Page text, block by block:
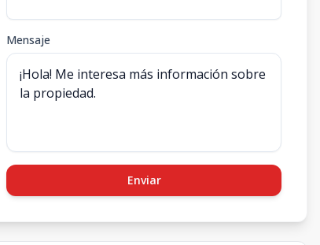
Mensaje
Enviar